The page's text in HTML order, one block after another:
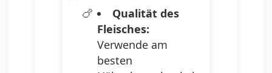
Qualität des
Fleisches:
Verwende am
besten